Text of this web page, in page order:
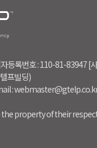
등록번호 : 110-81-83947
프빌딩)
:
property of their